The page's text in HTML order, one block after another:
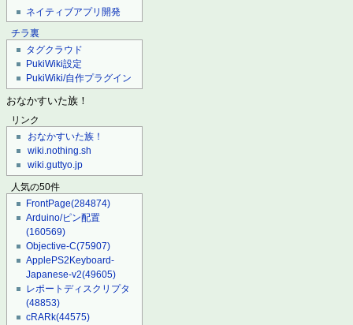
ネイティブアプリ開発
チラ裏
タグクラウド
PukiWiki設定
PukiWiki/自作プラグイン
おなかすいた族！
リンク
おなかすいた族！
wiki.nothing.sh
wiki.guttyo.jp
人気の50件
FrontPage(284874)
Arduino/ピン配置
(160569)
Objective-C(75907)
ApplePS2Keyboard-
Japanese-v2(49605)
レポートディスクリプタ
(48853)
cRARk(44575)